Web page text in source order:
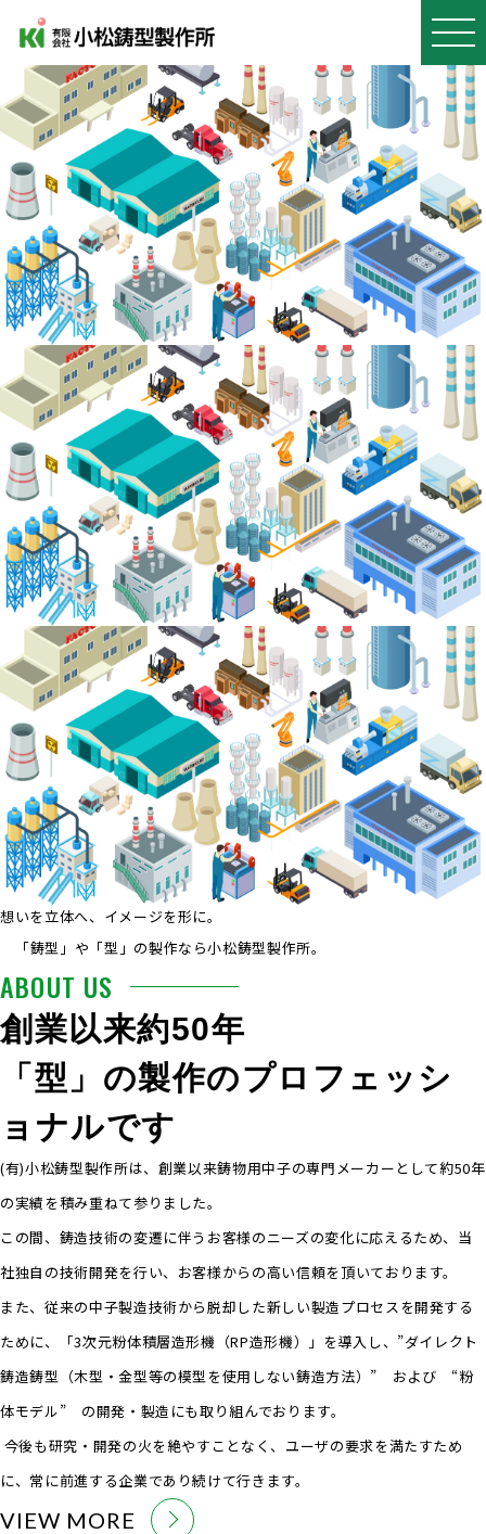
MEN
U
想いを立体へ、イメージを形に。
「鋳型」や「型」の製作なら小松鋳型製作所。
ABOUT US
創業以来約50年
「型」の製作のプロフェッシ
ョナルです
(有)小松鋳型製作所は、創業以来鋳物用中子の専門メーカーとして約50年
の実績を積み重ねて参りました。
この間、鋳造技術の変遷に伴うお客様のニーズの変化に応えるため、当
社独自の技術開発を行い、お客様からの高い信頼を頂いております。
また、従来の中子製造技術から脱却した新しい製造プロセスを開発する
ために、「3次元粉体積層造形機（RP造形機）」を導入し、”ダイレクト
鋳造鋳型（木型・金型等の模型を使用しない鋳造方法）” および “粉
体モデル” の開発・製造にも取り組んでおります。
今後も研究・開発の火を絶やすことなく、ユーザの要求を満たすため
に、常に前進する企業であり続けて行きます。
VIEW MORE